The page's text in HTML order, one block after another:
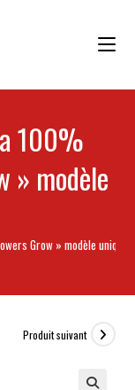
100%
» modèle
Grow » modèle unique
Produit suivant